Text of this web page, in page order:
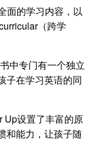
面的学习内容，以
（跨学
中专门有一个独立
子在学习英语的同
Up设置了丰富的原
和能力，让孩子随